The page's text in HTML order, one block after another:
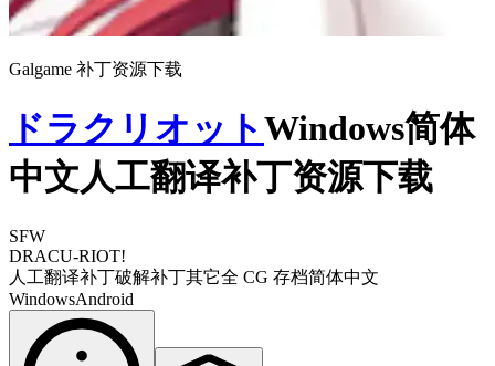
Galgame 补丁资源下载
ドラクリオットWindows简体
中文人工翻译补丁资源下载
SFW
DRACU-RIOT!
人工翻译补丁破解补丁其它全 CG 存档简体中文
WindowsAndroid